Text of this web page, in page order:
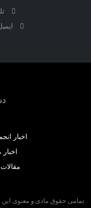
تلفن:
ایمیل:
اخبار انجمن
اخبار
مقالات
حقوق مادی و معنوی این سایت